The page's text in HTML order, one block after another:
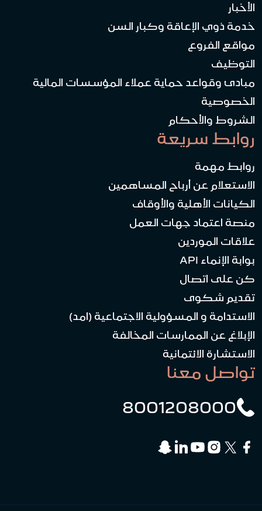
الأخبار
خدمة ذوي الإعاقة وكبار السن
مواقع الفروع
التوظيف
مبادئ وقواعد حماية عملاء المؤسسات المالية
الخصوصية
الشروط والأحكام
روابط سريعة
روابط مهمة
الاستعلام عن أرباح المساهمين
الكيانات الأهلية والأوقاف
منصة اعتماد جهات العمل
علاقات الموردين
بوابة الإنماء API
كن على اتصال
تقديم شكوى
الاستدامة و المسؤولية الاجتماعية (امد)
الإبلاغ عن الممارسات المخالفة
الاستشارة الائتمانية
تواصل معنا
8001208000